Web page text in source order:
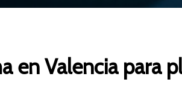
en Valencia para